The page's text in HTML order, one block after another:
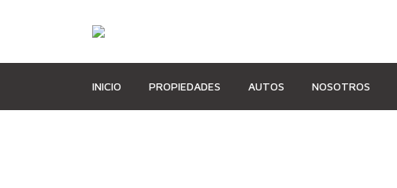
INICIO PROPIEDADES AUTOS NOSOTROS